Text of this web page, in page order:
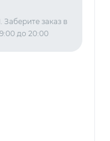
Заберите заказ в
до 20:00